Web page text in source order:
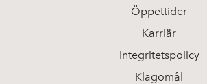
Öppettider
Karriär
Integritetspolicy
Klagomål